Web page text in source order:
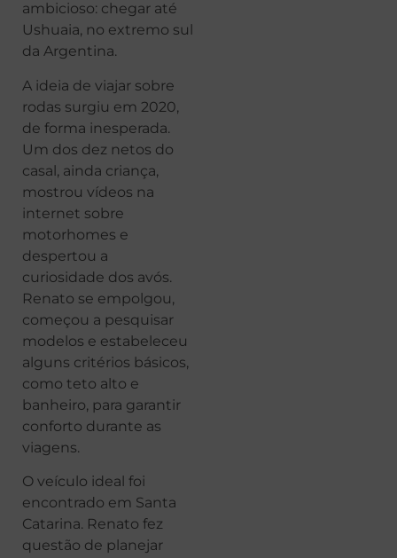
ambicioso: chegar até
Ushuaia, no extremo sul
da Argentina.
A ideia de viajar sobre
rodas surgiu em 2020,
de forma inesperada.
Um dos dez netos do
casal, ainda criança,
mostrou vídeos na
internet sobre
motorhomes e
despertou a
curiosidade dos avós.
Renato se empolgou,
começou a pesquisar
modelos e estabeleceu
alguns critérios básicos,
como teto alto e
banheiro, para garantir
conforto durante as
viagens.
O veículo ideal foi
encontrado em Santa
Catarina. Renato fez
questão de planejar